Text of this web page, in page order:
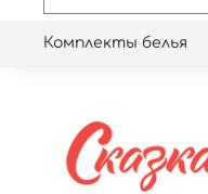
Комплекты белья